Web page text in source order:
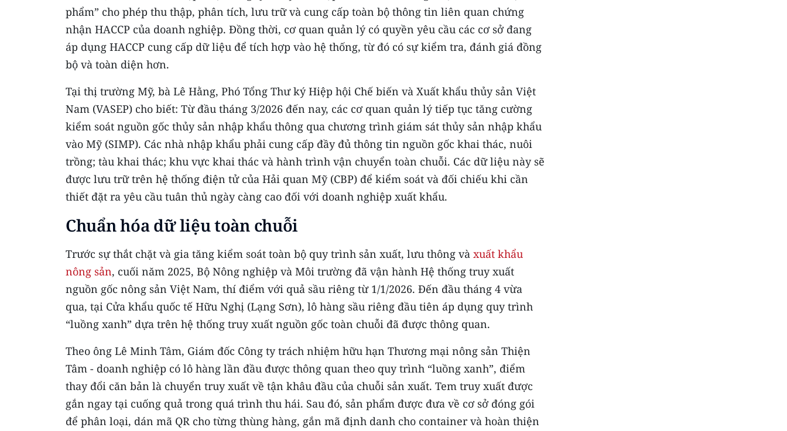
phẩm” cho phép thu thập, phân tích, lưu trữ và cung cấp toàn bộ thông tin liên quan chứng
nhận HACCP của doanh nghiệp. Đồng thời, cơ quan quản lý có quyền yêu cầu các cơ sở đang
áp dụng HACCP cung cấp dữ liệu để tích hợp vào hệ thống, từ đó có sự kiểm tra, đánh giá đồng
bộ và toàn diện hơn.
Tại thị trường Mỹ, bà Lê Hằng, Phó Tổng Thư ký Hiệp hội Chế biến và Xuất khẩu thủy sản Việt
Nam (VASEP) cho biết: Từ đầu tháng 3/2026 đến nay, các cơ quan quản lý tiếp tục tăng cường
kiểm soát nguồn gốc thủy sản nhập khẩu thông qua chương trình giám sát thủy sản nhập khẩu
vào Mỹ (SIMP). Các nhà nhập khẩu phải cung cấp đầy đủ thông tin nguồn gốc khai thác, nuôi
trồng; tàu khai thác; khu vực khai thác và hành trình vận chuyển toàn chuỗi. Các dữ liệu này sẽ
được lưu trữ trên hệ thống điện tử của Hải quan Mỹ (CBP) để kiểm soát và đối chiếu khi cần
thiết đặt ra yêu cầu tuân thủ ngày càng cao đối với doanh nghiệp xuất khẩu.
Chuẩn hóa dữ liệu toàn chuỗi
Trước sự thắt chặt và gia tăng kiểm soát toàn bộ quy trình sản xuất, lưu thông và xuất khẩu
nông sản, cuối năm 2025, Bộ Nông nghiệp và Môi trường đã vận hành Hệ thống truy xuất
nguồn gốc nông sản Việt Nam, thí điểm với quả sầu riêng từ 1/1/2026. Đến đầu tháng 4 vừa
qua, tại Cửa khẩu quốc tế Hữu Nghị (Lạng Sơn), lô hàng sầu riêng đầu tiên áp dụng quy trình
“luồng xanh” dựa trên hệ thống truy xuất nguồn gốc toàn chuỗi đã được thông quan.
Theo ông Lê Minh Tâm, Giám đốc Công ty trách nhiệm hữu hạn Thương mại nông sản Thiện
Tâm - doanh nghiệp có lô hàng lần đầu được thông quan theo quy trình “luồng xanh”, điểm
thay đổi căn bản là chuyển truy xuất về tận khâu đầu của chuỗi sản xuất. Tem truy xuất được
gắn ngay tại cuống quả trong quá trình thu hái. Sau đó, sản phẩm được đưa về cơ sở đóng gói
để phân loại, dán mã QR cho từng thùng hàng, gắn mã định danh cho container và hoàn thiện